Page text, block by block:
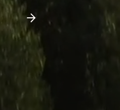
Milano
11 pannelli
8 pannelli